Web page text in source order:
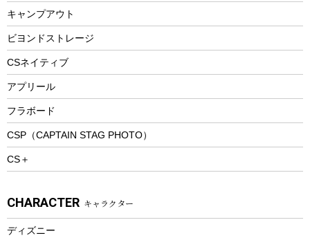
スノーシュー
防寒ウェア
トレッキング
トレッキングアクセサリー
プレイグッズ
ウェルネス
ウェア、タオル
キャンプアウト
ビヨンドストレージ
CSネイティブ
アプリール
フラボード
CSP（CAPTAIN STAG PHOTO）
CS＋
CHARACTER キャラクター
ディズニー